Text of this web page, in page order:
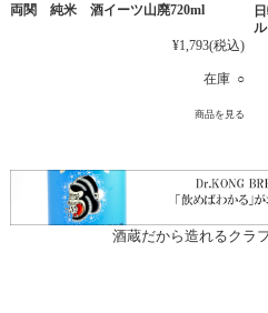
両関 純米 酒イーツ山廃720ml
¥1,793(税込)
在庫 ○
商品を見る
ル
酒蔵だから造れるクラ